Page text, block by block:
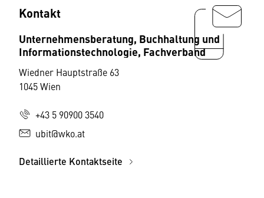
Kontakt
Unternehmensberatung, Buchhaltung und
Informationstechnologie, Fachverband
Wiedner Hauptstraße 63
1045 Wien
+43 5 90900 3540
ubit@wko.at
Detaillierte Kontaktseite